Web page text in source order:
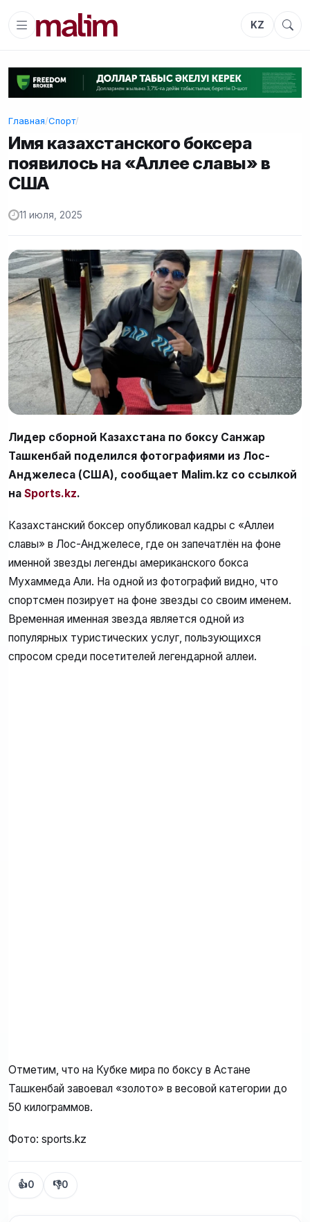
KZ
Главная/Спорт/
Имя казахстанского боксера
появилось на «Аллее славы» в
США
11 июля, 2025
Лидер сборной Казахстана по боксу Санжар
Ташкенбай поделился фотографиями из Лос-
Анджелеса (США), сообщает Malim.kz со ссылкой
на Sports.kz.
Казахстанский боксер опубликовал кадры с «Аллеи
славы» в Лос-Анджелесе, где он запечатлён на фоне
именной звезды легенды американского бокса
Мухаммеда Али. На одной из фотографий видно, что
спортсмен позирует на фоне звезды со своим именем.
Временная именная звезда является одной из
популярных туристических услуг, пользующихся
спросом среди посетителей легендарной аллеи.
Отметим, что на Кубке мира по боксу в Астане
Ташкенбай завоевал «золото» в весовой категории до
50 килограммов.
Фото: sports.kz
👍0 👎0